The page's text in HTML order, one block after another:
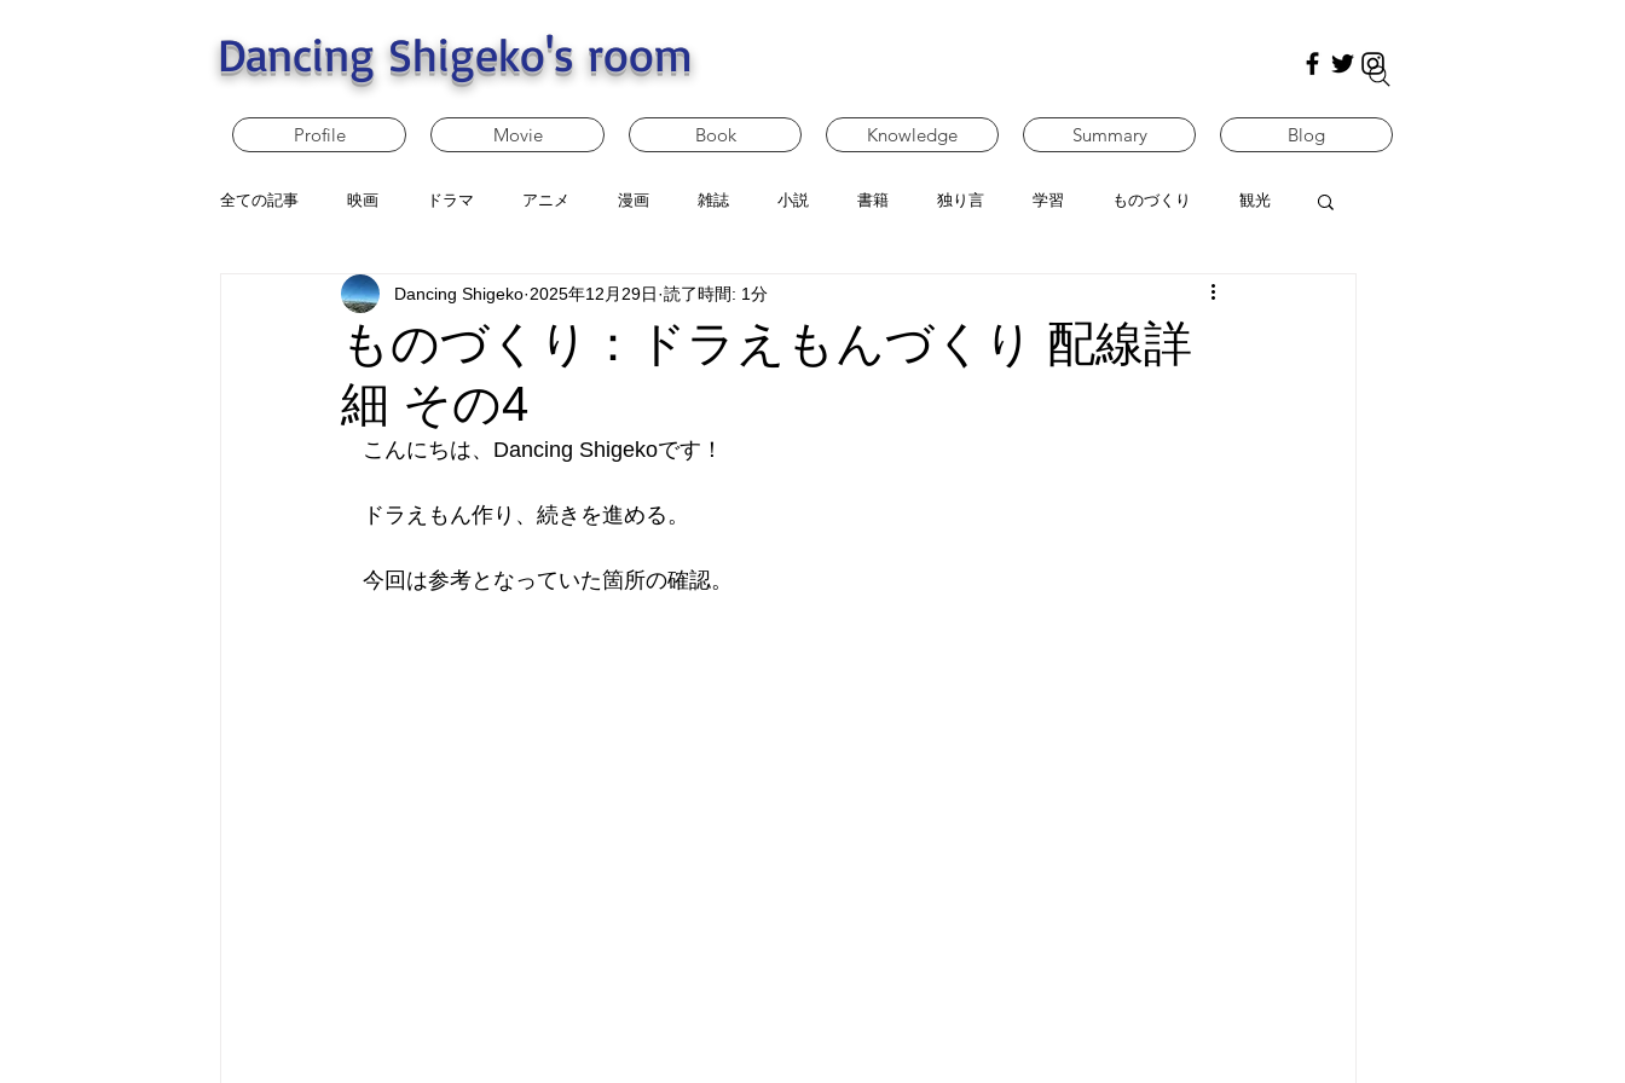
Dancing Shigeko's room
Profile Movie Book Knowledge Summary Blog
全ての記事 映画 ドラマ アニメ 漫画 雑誌 小説 書籍 独り言 学習 ものづくり 観光
ものづくり：ドラえもんづくり 配線詳
細 その4
Dancing Shigeko 2025年12月29日 読了時間: 1分
こんにちは、Dancing Shigekoです！
ドラえもん作り、続きを進める。
今回は参考となっていた箇所の確認。